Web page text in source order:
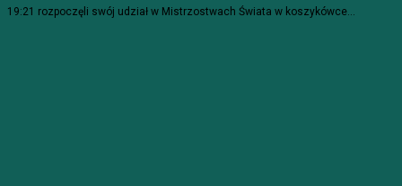
19:21 rozpoczęli swój udział w Mistrzostwach Świata w koszykówce...